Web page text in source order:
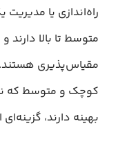
راه‌اندازی یا
متوسط تا بالا دارند
مقیاس‌پذیری
کوچک و متوسط که
بهینه دارند،